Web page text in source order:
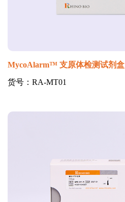
MycoAlarm™ 支原体检测试剂盒
货号：RA-MT01